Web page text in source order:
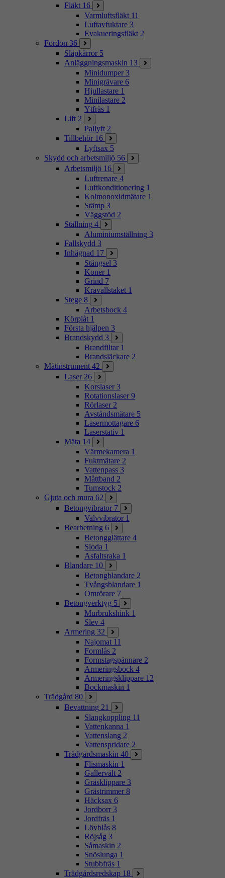
Fläkt 16
Varmluftsfläkt 11
Luftavfuktare 3
Evakueringsfläkt 2
Fordon 36
Släpkärror 5
Anläggningsmaskin 13
Minidumper 3
Minigrävare 6
Hjullastare 1
Minilastare 2
Ytfräs 1
Lift 2
Pallyft 2
Tillbehör 16
Lyftsax 5
Skydd och arbetsmiljö 56
Arbetsmiljö 16
Luftrenare 4
Luftkonditionering 1
Kolmonoxidmätare 1
Stämp 3
Väggstöd 2
Ställning 4
Aluminiumställning 3
Fallskydd 3
Inhägnad 17
Stängsel 3
Koner 1
Grind 7
Kravallstaket 1
Stege 8
Arbetsbock 4
Körplåt 1
Första hjälpen 3
Brandskydd 3
Brandfiltar 1
Brandsläckare 2
Mätinstrument 42
Laser 26
Korslaser 3
Rotationslaser 9
Rörlaser 2
Avståndsmätare 5
Lasermottagare 6
Laserstativ 1
Mäta 14
Värmekamera 1
Fuktmätare 2
Vattenpass 3
Måttband 2
Tumstock 2
Gjuta och mura 62
Betongvibrator 7
Valvvibrator 1
Bearbetning 6
Betongglättare 4
Sloda 1
Asfaltsraka 1
Blandare 10
Betongblandare 2
Tvångsblandare 1
Omrörare 7
Betongverktyg 5
Murbrukshink 1
Slev 4
Armering 32
Najomat 11
Formlås 2
Formstagspännare 2
Armeringsbock 4
Armeringsklippare 12
Bockmaskin 1
Trädgård 80
Bevattning 21
Slangkoppling 11
Vattenkanna 1
Vattenslang 2
Vattenspridare 2
Trädgårdsmaskin 40
Flismaskin 1
Gallervält 2
Gräsklippare 3
Grästrimmer 8
Häcksax 6
Jordborr 3
Jordfräs 1
Lövblås 8
Röjsåg 3
Såmaskin 2
Snöslunga 1
Stubbfräs 1
Trädgårdsredskap 18